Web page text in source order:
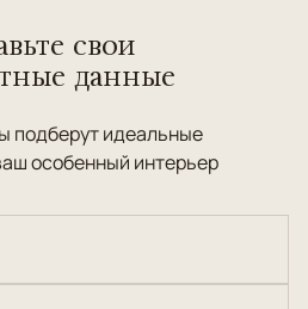
свои
данные
подберут идеальные
особенный интерьер